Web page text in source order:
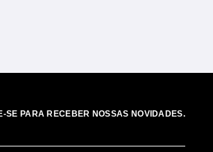
SE PARA RECEBER NOSSAS NOVIDADES.